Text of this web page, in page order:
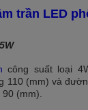
trần LED
công suất loại
110 (mm) và
(mm).